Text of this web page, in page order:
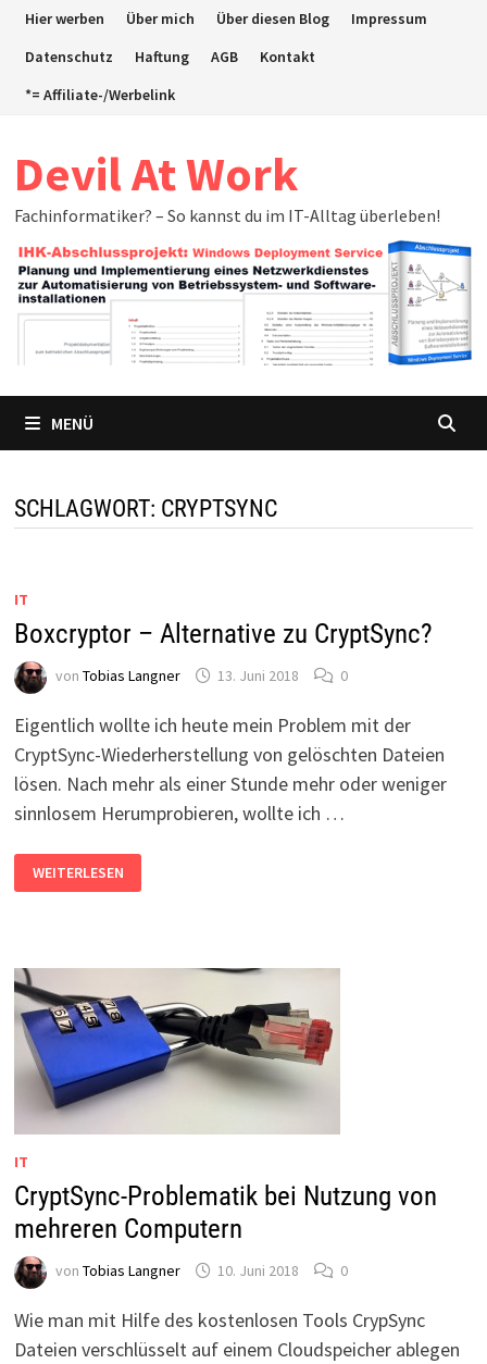
ZumHier werben Über mich Über diesen Blog
Impressum
Datenschutz
Haftung AGB
Kontakt
*= Affiliate-/Werbelink
Devil At Work
Fachinformatiker? – So kannst du im IT-Alltag überleben!
MENÜ
SCHLAGWORT: CRYPTSYNC
IT
Boxcryptor – Alternative zu CryptSync?
von Tobias Langner 13. Juni 2018 0
Eigentlich wollte ich heute mein Problem mit der
CryptSync-Wiederherstellung von gelöschten Dateien
lösen. Nach mehr als einer Stunde mehr oder weniger
sinnlosem Herumprobieren, wollte ich …
BOXCRYPTOR
–
ALTERNATIVE
WEITERLESEN
IT
CryptSync-Problematik bei Nutzung von
mehreren Computern
von Tobias Langner 10. Juni 2018 0
Wie man mit Hilfe des kostenlosen Tools CrypSync
Dateien verschlüsselt auf einem Cloudspeicher ablegen